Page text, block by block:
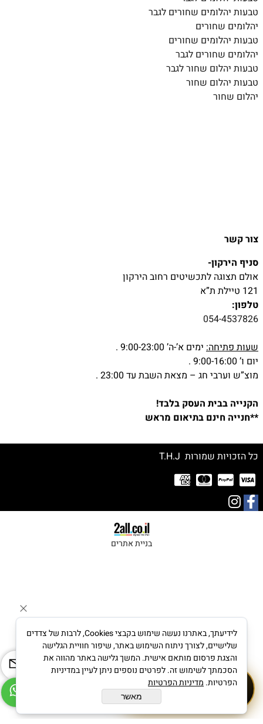
טבעות יהלומים שחורים לגבר
יהלומים שחורים
טבעות יהלומים שחורים
יהלומים שחורים לגבר
טבעות יהלום שחור לגבר
טבעות יהלום שחור
יהלום שחור
צור קשר
סניף הירקון-
אולם תצוגה לתכשיטים רחוב הירקון
121 טיילת ת”א
טלפון:
054-4537826
שעות פתיחה: ימים א’-ה’ 9:00-23:00 .
יום ו’ 9:00-16:00 .
מוצ”ש וערבי חג – מצאת השבת עד 23:00 .
הקנייה בבית העסק בלבד!
**חנייה חינם בתיאום מראש
כל הזכויות שמורות T.H.J
בניית אתרים
לידיעתך, באתרנו נעשה שימוש בקבצי Cookies, לרבות של צדדים
שלישיים, לצורך ניתוח השימוש באתר, שיפור חוויית הגלישה
והצגת פרסום מותאם אישית. המשך גלישה באתר מהווה את
הסכמתך לשימוש זה. לפרטים נוספים ניתן לעיין במדיניות
הפרטיות. מדיניות הפרטיות
מאשר ☎ לייעוץ תכשיטי יהלומים
054-4537826